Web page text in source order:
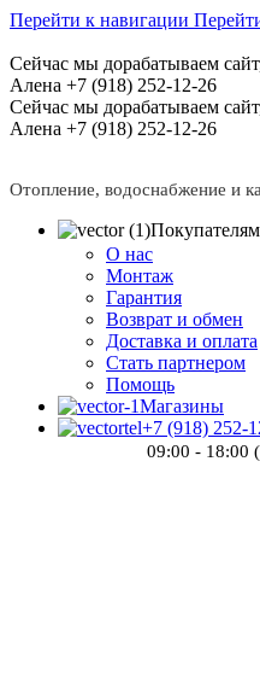
Перейти к навигации
Сейчас мы дорабатываем
Алена +7 (918) 252-12-26
Сейчас мы дорабатываем
Алена +7 (918) 252-12-26
Отопление, водоснабжение и
Покупателям
О нас
Монтаж
Гарантия
Возврат и обмен
Доставка и оплата
Стать партнером
Помощь
Магазины
+7 (918) 252-
09:00 - 18:00